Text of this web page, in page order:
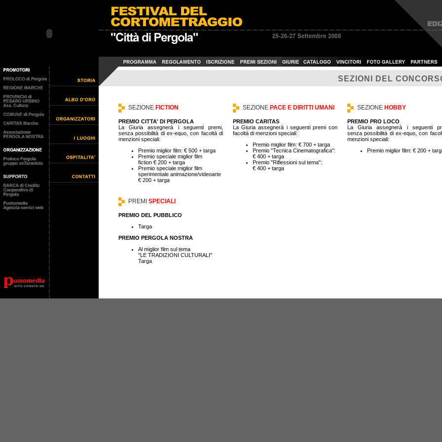
SEZIONI DEL
SEZIONE FICTION
PREMIO CITTA' DI PERGOLA
La Giuria assegnerà i seguenti premi,
senza possibilità di ex-equo, con facoltà di
menzioni speciali:
Premio miglior film: € 500 + targa
Premio speciale miglior film
fiction € 200 + targa
Premio speciale miglior film
sperimentale animazione/videoarte
€ 200 + targa
SEZIONE PACE E DIRITTI UMANI
PREMIO CARITAS
La Giuria assegnerà i seguenti premi con
facoltà di menzioni speciali:
Premio miglior film: € 700 + targa
Premio "Tecnica Cinematografica":
€ 400 + targa
Premio "Riflessioni sul tema":
€ 400 + targa
SEZIONE HOBBY
PREMIO PRO LOCO
La Giuria assegnerà i seguenti
senza possibilità di ex-equo, con
menzioni speciali:
Premio miglior film: € 200 +
PREMI SPECIALI
PREMIO DEL PUBBLICO
Targa
PREMIO PERGOLA NOSTRA
Al miglior film sul tema
"LE TRADIZIONI CULTURALI"
Targa